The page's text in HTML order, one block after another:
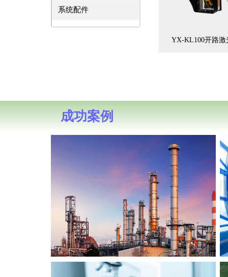
YX-KL100开路激
系统配件
成功案例